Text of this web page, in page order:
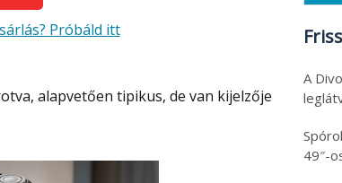
Próbáld itt
A
49″-